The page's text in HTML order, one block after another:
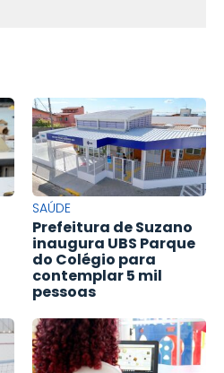
SAÚDE
Prefeitura de Suzano
inaugura UBS Parque
do Colégio para
contemplar 5 mil
pessoas